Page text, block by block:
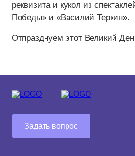
реквизита и кукол из
Победы» и «Василий Теркин».
Отпразднуем этот Великий
Задать вопрос